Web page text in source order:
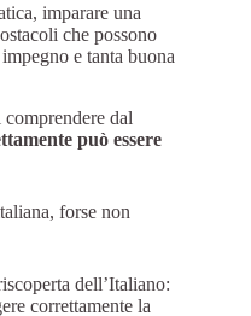
imparare una
che possono
e tanta buona
dal
può essere
forse non
dell’Italiano:
correttamente la